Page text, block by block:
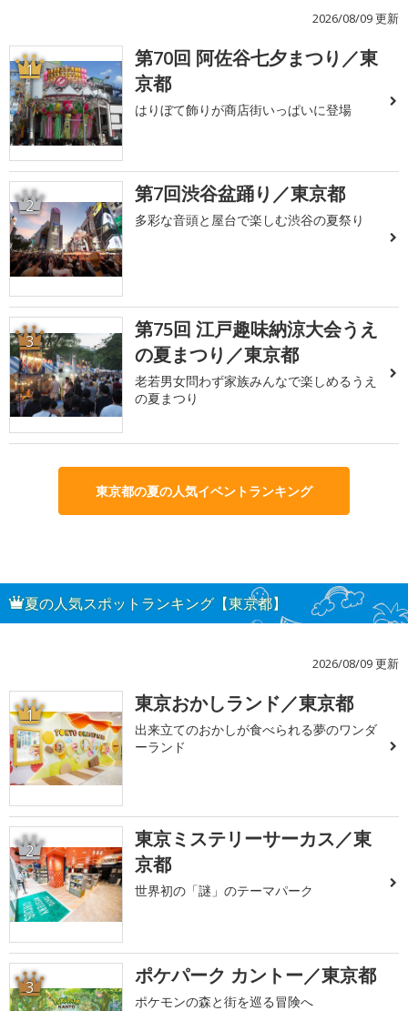
2026/08/09 更新
1
第70回 阿佐谷七夕まつり／東
京都
はりぼて飾りが商店街いっぱいに登場
2 第7回渋谷盆踊り／東京都
多彩な音頭と屋台で楽しむ渋谷の夏祭り
3
第75回 江戸趣味納涼大会うえ
の夏まつり／東京都
老若男女問わず家族みんなで楽しめるうえ
の夏まつり
東京都の夏の人気イベントランキング
夏の人気スポットランキング【東京都】
2026/08/09 更新
1 東京おかしランド／東京都
出来立てのおかしが食べられる夢のワンダ
ーランド
2
東京ミステリーサーカス／東
京都
世界初の「謎」のテーマパーク
3 ポケパーク カントー／東京都
ポケモンの森と街を巡る冒険へ